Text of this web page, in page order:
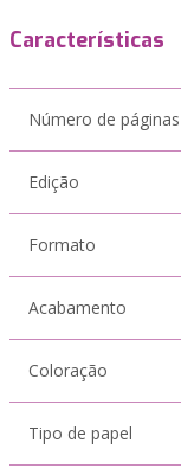
Características
Número de páginas
Edição
Formato
Acabamento
Coloração
Tipo de papel